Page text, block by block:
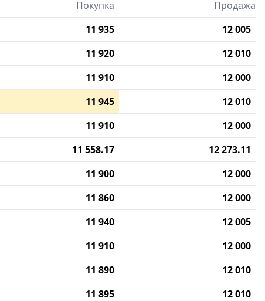
Покупка
Продажа
11 935
12 005
11 920
12 010
11 910
12 000
11 945
12 010
11 910
12 000
11 558.17
12 273.11
11 900
12 000
11 860
12 000
11 940
12 005
11 910
12 000
11 890
12 010
11 895
12 010